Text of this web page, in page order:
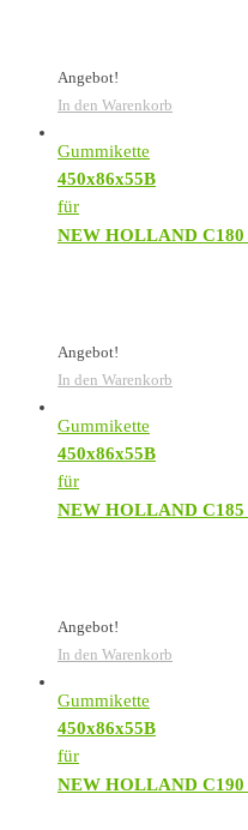
Angebot!
In den Warenkorb
Gummikette
450x86x55B
für
NEW HOLLAND C180
Angebot!
In den Warenkorb
Gummikette
450x86x55B
für
NEW HOLLAND C185
Angebot!
In den Warenkorb
Gummikette
450x86x55B
für
NEW HOLLAND C190